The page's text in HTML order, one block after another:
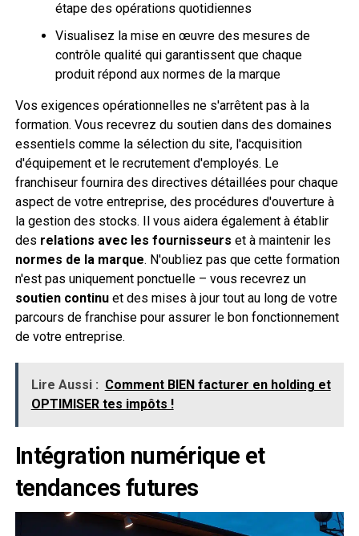
étape des opérations quotidiennes
Visualisez la mise en œuvre des mesures de
contrôle qualité qui garantissent que chaque
produit répond aux normes de la marque
Vos exigences opérationnelles ne s'arrêtent pas à la
formation. Vous recevrez du soutien dans des domaines
essentiels comme la sélection du site, l'acquisition
d'équipement et le recrutement d'employés. Le
franchiseur fournira des directives détaillées pour chaque
aspect de votre entreprise, des procédures d'ouverture à
la gestion des stocks. Il vous aidera également à établir
des relations avec les fournisseurs et à maintenir les
normes de la marque. N'oubliez pas que cette formation
n'est pas uniquement ponctuelle – vous recevrez un
soutien continuet des mises à jour tout au long de votre
parcours de franchise pour assurer le bon fonctionnement
de votre entreprise.
Lire Aussi : Comment BIEN facturer en holding et
OPTIMISER tes impôts !
Intégration numérique et
tendances futures